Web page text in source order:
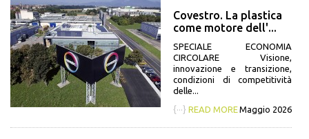
Covestro. La plastica
come motore dell'...
SPECIALE ECONOMIA
CIRCOLARE Visione,
innovazione e transizione,
condizioni di competitività
delle...
{···} READ MOREMaggio 2026